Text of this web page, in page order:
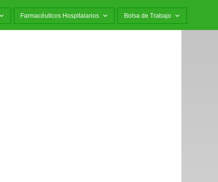
Farmacéuticos Hospitalarios Bolsa de Trabajo